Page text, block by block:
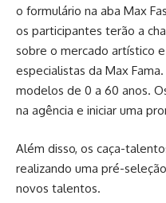
o formulário na aba Max
os participantes terão a
sobre o mercado artístico
especialistas da Max
modelos de 0 a 60 anos.
na agência e iniciar uma
Além disso, os caça-
realizando uma pré-
novos talentos.